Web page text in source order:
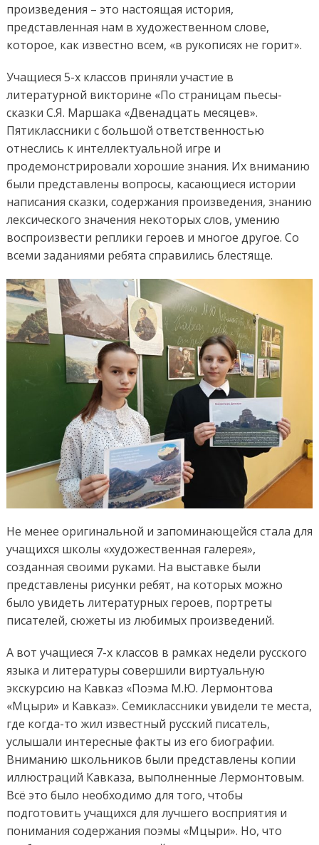
произведения – это настоящая история,
представленная нам в художественном слове,
которое, как известно всем, «в рукописях не горит».
Учащиеся 5-х классов приняли участие в
литературной викторине «По страницам пьесы-
сказки С.Я. Маршака «Двенадцать месяцев».
Пятиклассники с большой ответственностью
отнеслись к интеллектуальной игре и
продемонстрировали хорошие знания. Их вниманию
были представлены вопросы, касающиеся истории
написания сказки, содержания произведения, знанию
лексического значения некоторых слов, умению
воспроизвести реплики героев и многое другое. Со
всеми заданиями ребята справились блестяще.
Не менее оригинальной и запоминающейся стала для
учащихся школы «художественная галерея»,
созданная своими руками. На выставке были
представлены рисунки ребят, на которых можно
было увидеть литературных героев, портреты
писателей, сюжеты из любимых произведений.
А вот учащиеся 7-х классов в рамках недели русского
языка и литературы совершили виртуальную
экскурсию на Кавказ «Поэма М.Ю. Лермонтова
«Мцыри» и Кавказ». Семиклассники увидели те места,
где когда-то жил известный русский писатель,
услышали интересные факты из его биографии.
Вниманию школьников были представлены копии
иллюстраций Кавказа, выполненные Лермонтовым.
Всё это было необходимо для того, чтобы
подготовить учащихся для лучшего восприятия и
понимания содержания поэмы «Мцыри». Но, что